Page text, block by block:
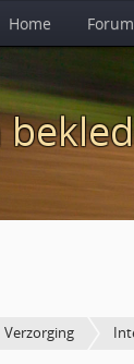
Home Forum
Verzorging